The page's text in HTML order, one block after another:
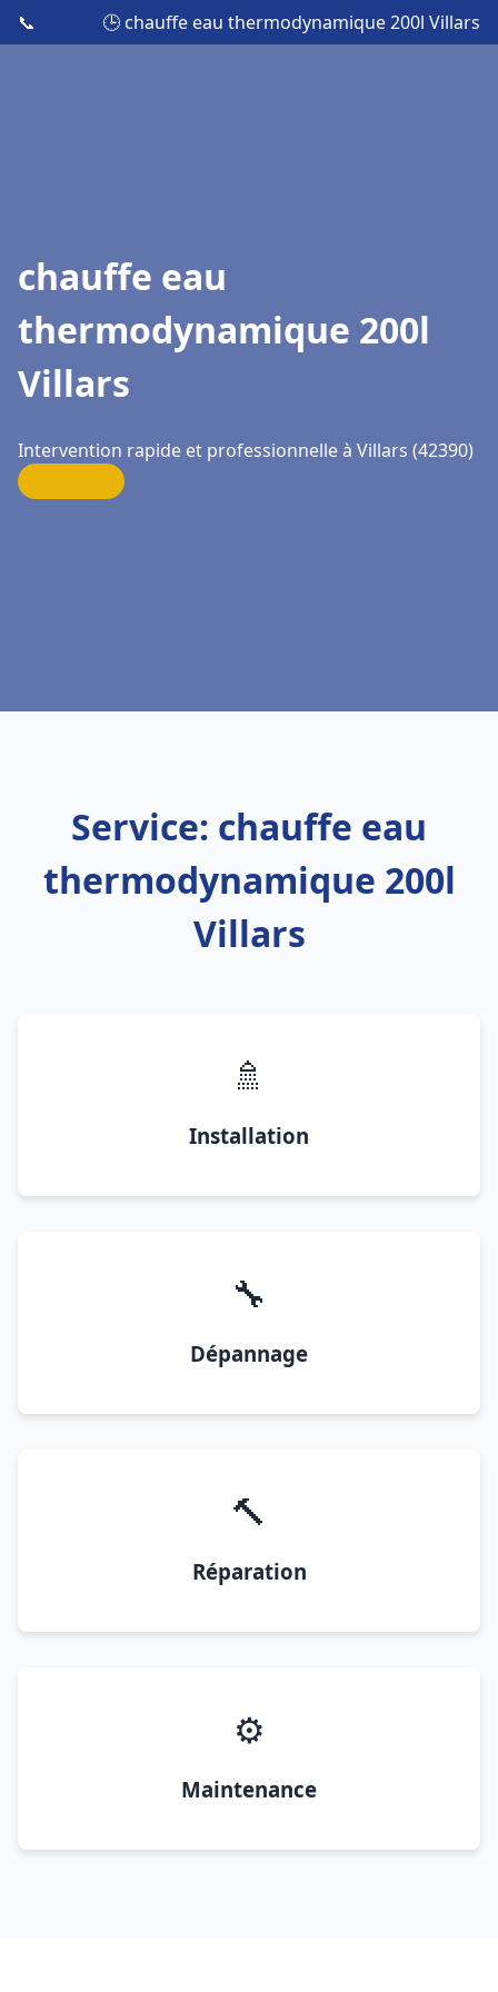
📞 🕒 chauffe eau thermodynamique 200l Villars
chauffe eau
thermodynamique 200l
Villars
Intervention rapide et professionnelle à Villars (42390)
Service: chauffe eau
thermodynamique 200l
Villars
🚿
Installation
🔧
Dépannage
🔨
Réparation
⚙️
Maintenance